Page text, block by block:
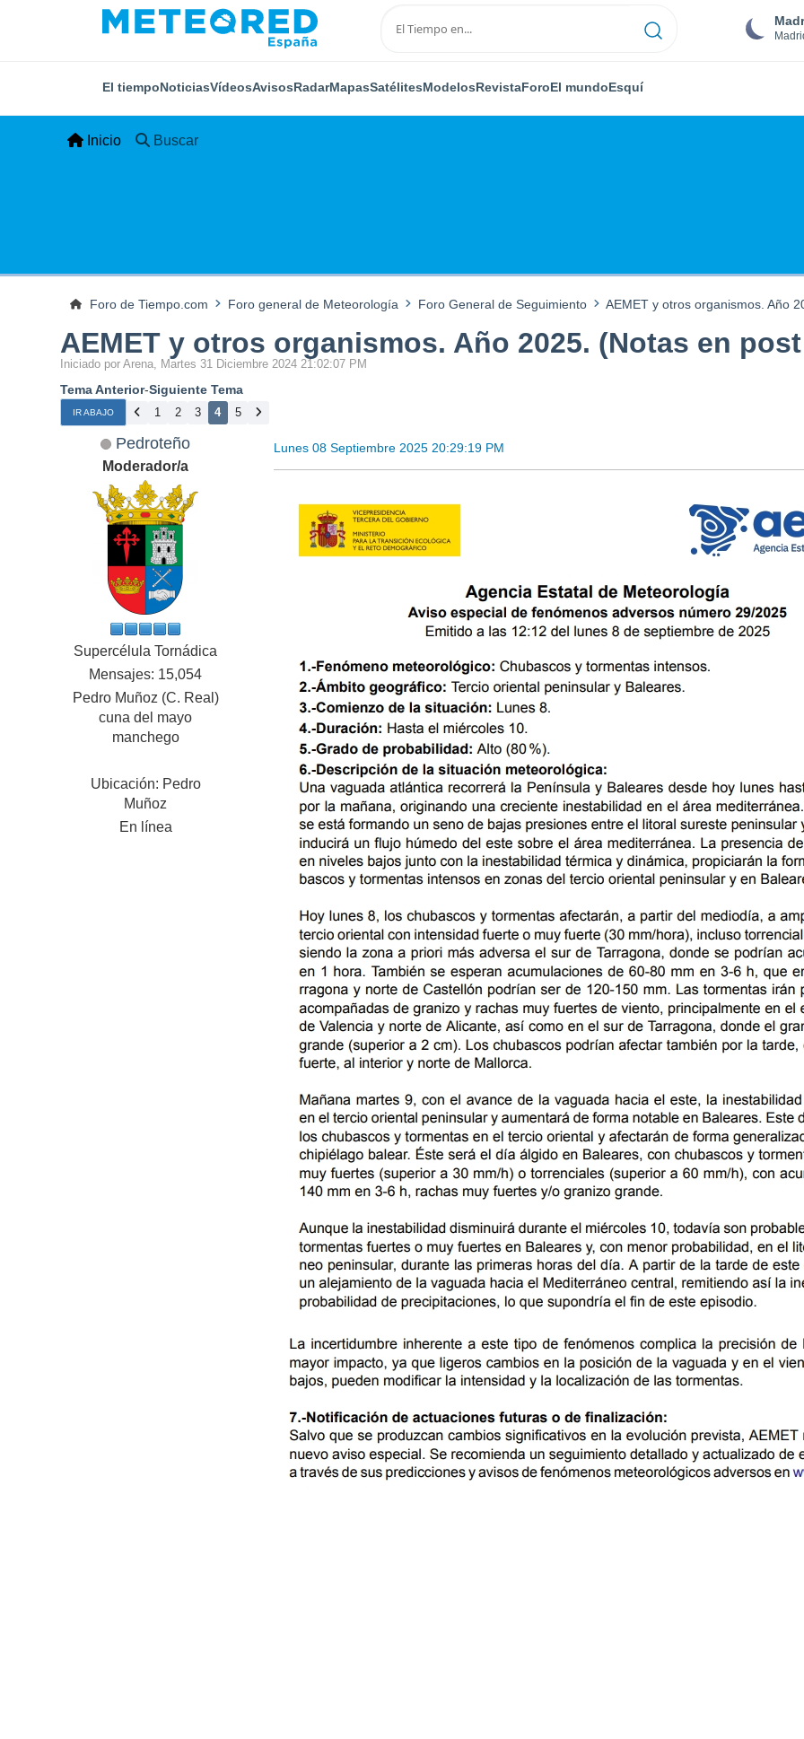
El tiempoNoticiasVídeosAvisosRadarMapasSatélitesModelosRevistaForoEl mundoEsquí
Inicio Buscar
Foro de Tiempo.com Foro general de Meteorología Foro General de Seguimiento AEMET y otros organismos. Año
AEMET y otros organismos. Año 2025. (Notas en
Iniciado por Arena, Martes 31 Diciembre 2024 21:02:07 PM
Tema Anterior-Siguiente Tema
IR ABAJO 1 2 3 4 5
Pedroteño
Moderador/a
Supercélula Tornádica
Mensajes: 15,054
Pedro Muñoz (C. Real)
cuna del mayo
manchego
Ubicación: Pedro
Muñoz
En línea
Lunes 08 Septiembre 2025 20:29:19 PM